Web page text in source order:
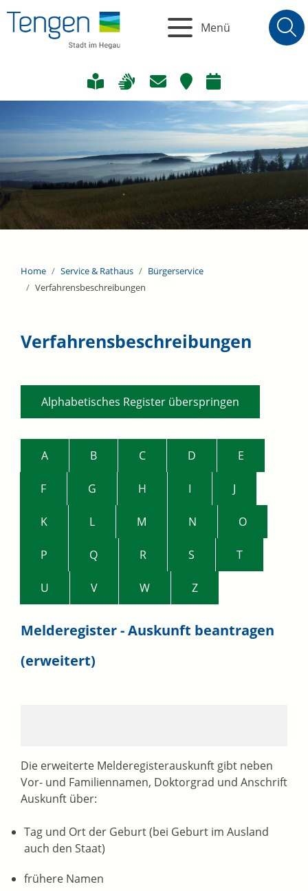
Menü
Home Service & Rathaus
Bürgerservice
Verfahrensbeschreibungen
Verfahrensbeschreibungen
Alphabetisches Register überspringen
A B C D E
F G H I J
K L M N O
P Q R S T
U V W Z
Melderegister - Auskunft beantragen
(erweitert)
Die erweiterte Melderegisterauskunft gibt neben
Vor- und Familiennamen, Doktorgrad und Anschrift
Auskunft über:
Tag und Ort der Geburt (bei Geburt im Ausland
auch den Staat)
frühere Namen